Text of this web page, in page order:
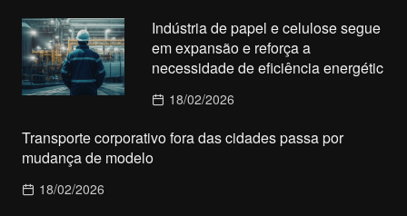
Indústria de papel e celulose segue
em expansão e reforça a
necessidade de eficiência energétic
18/02/2026
Transporte corporativo fora das cidades passa por
mudança de modelo
18/02/2026